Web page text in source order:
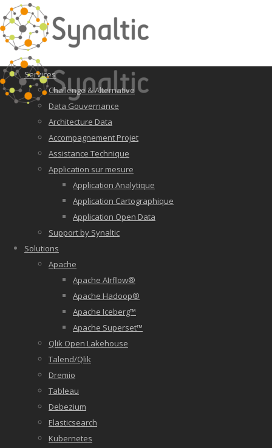
Services
Challenge & Alternative
Data Gouvernance
Architecture Data
Accompagnement Projet
Assistance Technique
Application sur mesure
Application Analytique
Application Cartographique
Application Open Data
Support by Synaltic
Solutions
Apache
Apache AIrflow®
Apache Hadoop®
Apache Iceberg™
Apache Superset™
Qlik Open Lakehouse
Talend/Qlik
Dremio
Tableau
Debezium
Elasticsearch
Kubernetes